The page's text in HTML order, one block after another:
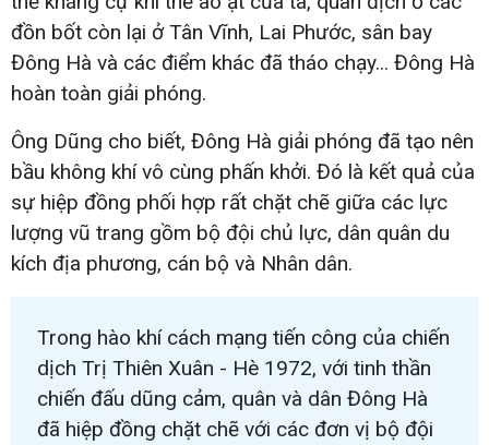
đồn bốt còn lại ở Tân Vĩnh, Lai Phước, sân bay
Đông Hà và các điểm khác đã tháo chạy... Đông Hà
hoàn toàn giải phóng.
Ông Dũng cho biết, Đông Hà giải phóng đã tạo nên
bầu không khí vô cùng phấn khởi. Đó là kết quả của
sự hiệp đồng phối hợp rất chặt chẽ giữa các lực
lượng vũ trang gồm bộ đội chủ lực, dân quân du
kích địa phương, cán bộ và Nhân dân.
Trong hào khí cách mạng tiến công của chiến
dịch Trị Thiên Xuân - Hè 1972, với tinh thần
chiến đấu dũng cảm, quân và dân Đông Hà
đã hiệp đồng chặt chẽ với các đơn vị bộ đội